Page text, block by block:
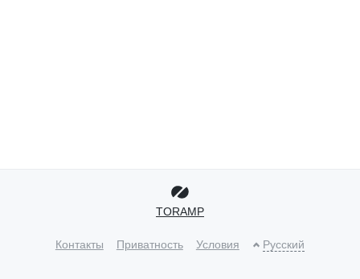
TORAMP
Контакты Приватность Условия Русский